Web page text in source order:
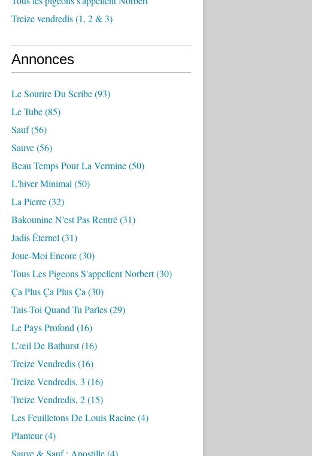
Treize vendredis (1, 2 & 3)
Annonces
Le Sourire Du Scribe(93)
Le Tube(85)
Sauf(56)
Sauve(56)
Beau Temps Pour La Vermine(50)
L'hiver Minimal (50)
La Pierre(32)
Bakounine N'est Pas Rentré(31)
Jadis Éternel (31)
Joue-Moi Encore(30)
Tous Les Pigeons S'appellent Norbert(30)
Ça Plus Ça Plus Ça (30)
Tais-Toi Quand Tu Parles(29)
Le Pays Profond (16)
L’œil De Bathurst(16)
Treize Vendredis(16)
Treize Vendredis, 3 (16)
Treize Vendredis, 2(15)
Les Feuilletons De Louis Racine(4)
Planteur(4)
Sauve & Sauf : Apostille(4)